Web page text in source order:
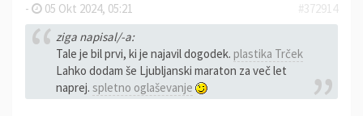
-
05 Okt 2024, 05:21
#372914
ziga napisal/-a:
Tale je bil prvi, ki je najavil dogodek. plastika Trček
Lahko dodam še Ljubljanski maraton za več let
naprej. spletno oglaševanje